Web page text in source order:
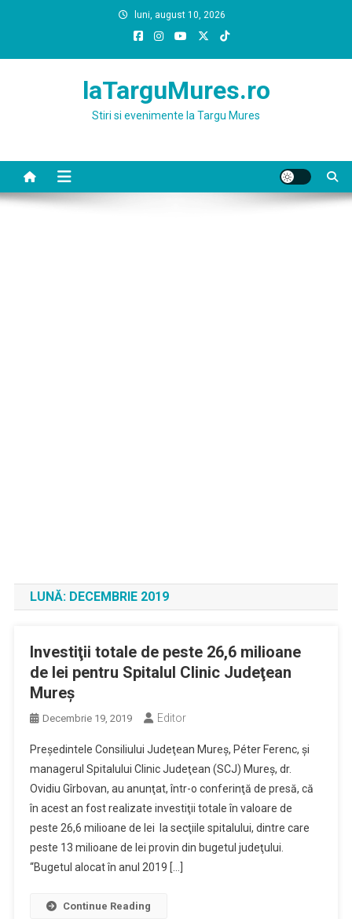
luni, august 10, 2026
laTarguMures.ro
Stiri si evenimente la Targu Mures
LUNĂ: DECEMBRIE 2019
Investiţii totale de peste 26,6 milioane
de lei pentru Spitalul Clinic Judeţean
Mureş
Decembrie 19, 2019 Editor
Preşedintele Consiliului Judeţean Mureş, Péter Ferenc, şi
managerul Spitalului Clinic Judeţean (SCJ) Mureş, dr.
Ovidiu Gîrbovan, au anunţat, într-o conferinţă de presă, că
în acest an fost realizate investiţii totale în valoare de
peste 26,6 milioane de lei la secţiile spitalului, dintre care
peste 13 milioane de lei provin din bugetul judeţului.
“Bugetul alocat în anul 2019 […]
Continue Reading